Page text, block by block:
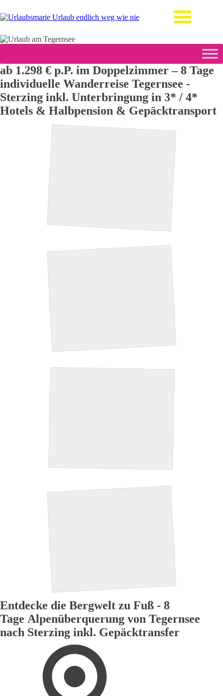
ab 1.298 € p.P. im Doppelzimmer – 8 Tage
individuelle Wanderreise Tegernsee -
Sterzing inkl. Unterbringung in 3* / 4*
Hotels & Halbpension & Gepäcktransport
Entdecke die Bergwelt zu Fuß - 8
Tage Alpenüberquerung von Tegernsee
nach Sterzing inkl. Gepäcktransfer